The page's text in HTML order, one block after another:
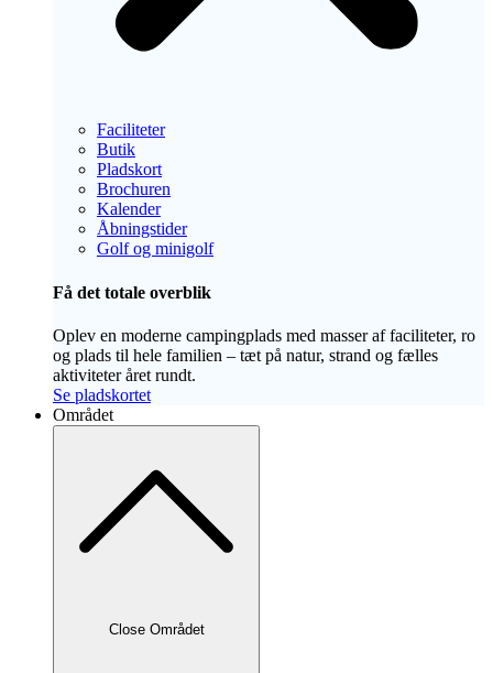
Faciliteter
Butik
Pladskort
Brochuren
Kalender
Åbningstider
Golf og minigolf
Få det totale overblik
Oplev en moderne campingplads med masser af faciliteter, ro
og plads til hele familien – tæt på natur, strand og fælles
aktiviteter året rundt.
Se pladskortet
Området
Close Området